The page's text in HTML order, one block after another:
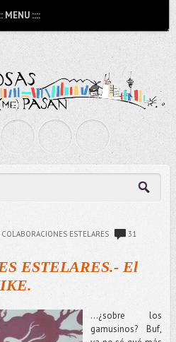
MENU ::::
COLABORACIONES ESTELARES
31
ESTELARES.- El
...¿sobre los
gamusinos? Buf,